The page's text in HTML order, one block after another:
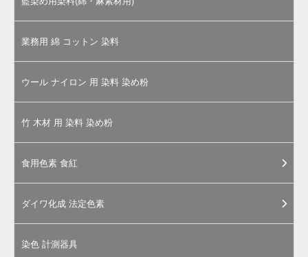
近似色との色の比較 / そめそめキットPro
←橙み